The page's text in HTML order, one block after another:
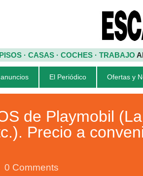
PISOS · CASAS · COCHES · TRABAJO
El Periódico Ofertas y
de Playmobil
Precio a
0 Comments